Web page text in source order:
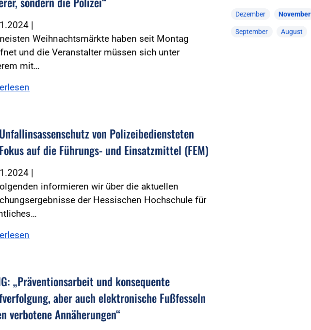
|
Weihnachtsmärkte haben seit Montag
und die Veranstalter müssen sich unter
mit…
von ­Polizeibediensteten
auf die Führungs- und Einsatzmittel (FEM)
|
informieren wir über die aktuellen
der Hessischen Hochschule für
„Präventionsarbeit und konsequente
aber auch elektronische Fußfesseln
verbotene Annäherungen“
Dezember November
September August